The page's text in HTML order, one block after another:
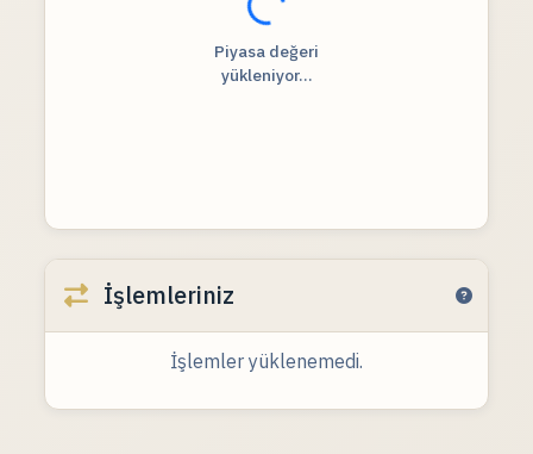
Fiyat verileri yükleniyor...
Piyasa değeri
yükleniyor...
İşlemleriniz
İşlemler yüklenemedi.